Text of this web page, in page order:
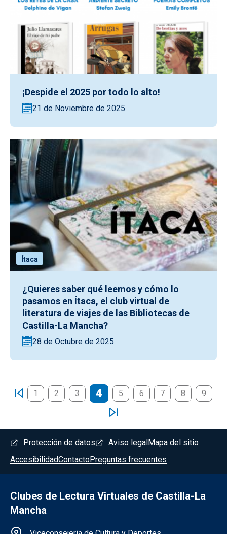
¡Despide el 2025 por todo lo alto!
21 de Noviembre de 2025
Ítaca
¿Quieres saber qué leemos y cómo lo
pasamos en Ítaca, el club virtual de
literatura de viajes de las Bibliotecas de
Castilla-La Mancha?
28 de Octubre de 2025
Paginación
1 2 3 4 5 6 7 8 9
Menú del pie
Protección de datos Aviso legal Mapa del sitio
AccesibilidadContactoPreguntas frecuentes
Clubes de Lectura Virtuales de Castilla-La
Mancha